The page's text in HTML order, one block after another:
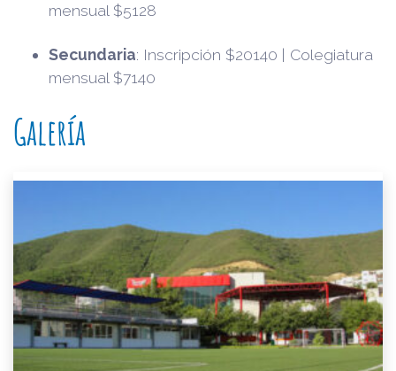
mensual $5128
Secundaria: Inscripción $20140 | Colegiatura
mensual $7140
Galería